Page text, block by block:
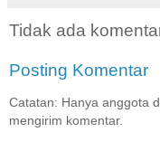
Tidak ada
Posting Komentar
Catatan: Hanya anggota
mengirim komentar.